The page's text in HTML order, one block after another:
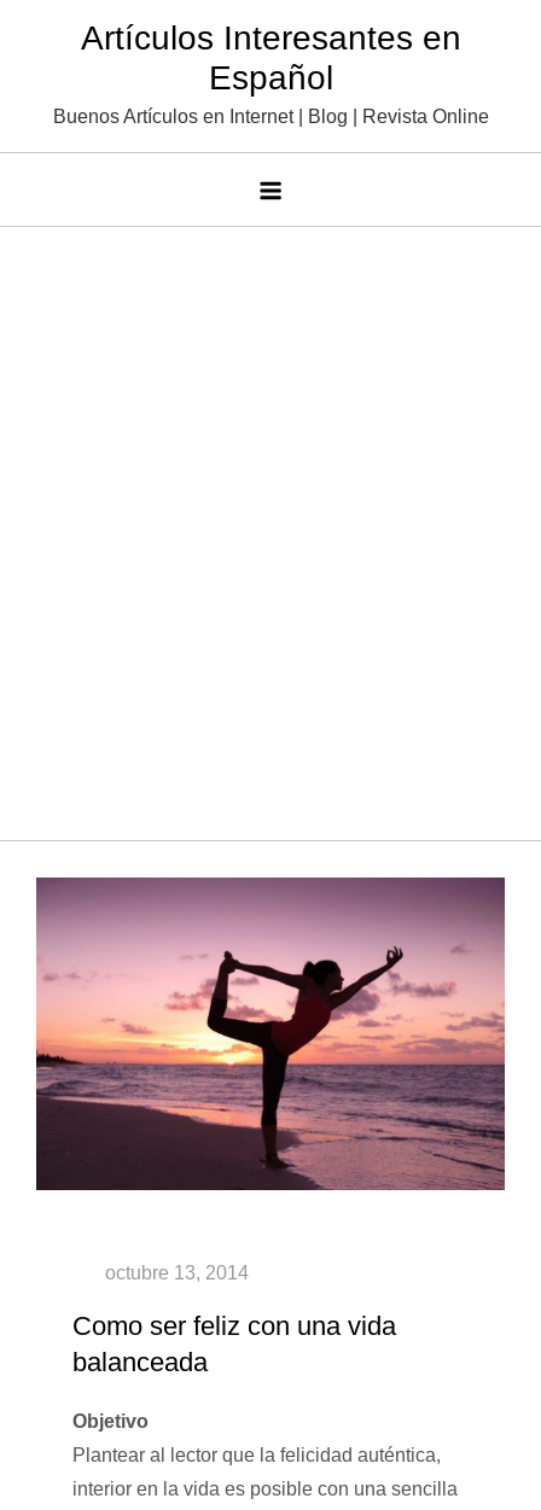
Artículos Interesantes en
Español
Buenos Artículos en Internet | Blog | Revista Online
Como ser feliz con una vida
balanceada
Objetivo
Plantear al lector que la felicidad auténtica,
interior en la vida es posible con una sencilla